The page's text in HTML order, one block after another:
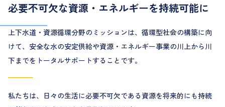
必要不可欠な資源・エネルギーを持続可能に
上下水道・資源循環分野のミッションは、循環型社会の構築に向
けて、安全な水の安定供給や資源・エネルギー事業の川上から川
下までをトータルサポートすることです。
私たちは、日々の生活に必要不可欠である資源を将来的にも持続